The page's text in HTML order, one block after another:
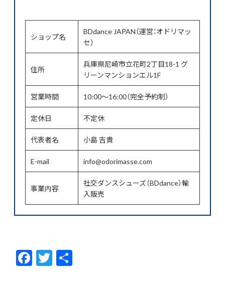
ショップ名
BDdance JAPAN（運営：オドリマッ
セ）
住所
兵庫県尼崎市立花町2丁目18-1 グ
リーンマンションエル1F
営業時間 10:00〜16:00（完全予約制）
定休日 不定休
代表者名 小島 吉貴
E-mail info@odorimasse.com
事業内容
社交ダンスシューズ（BDdance）輸
入販売
F
ac
T
w